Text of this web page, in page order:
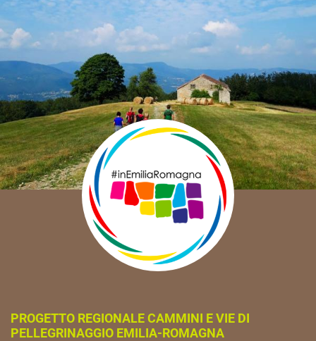
PROGETTO REGIONALE CAMMINI E VIE DI
PELLEGRINAGGIO EMILIA-ROMAGNA